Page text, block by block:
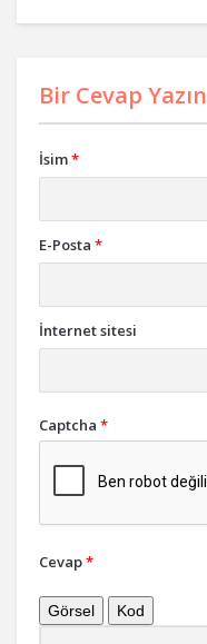
Bir Cevap Yazın
İsim*
E-Posta *
İnternet sitesi
Captcha *
Cevap*
Görsel Kod